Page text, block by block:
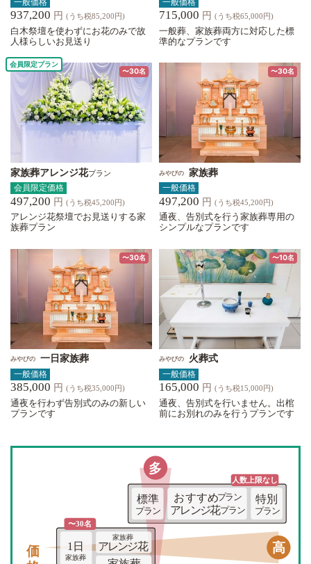
937,200 円 (うち税85,200円)
白木祭壇を使わずにお花のみで故
人様らしいお見送り
715,000 円 (うち税65,000円)
一般葬、家族葬両方に対応した標
準的なプランです
会員限定プラン
〜30名
家族葬アレンジ花プラン
会員限定価格
497,200 円 (うち税45,200円)
アレンジ花祭壇でお見送りする家
族葬プラン
〜30名
みやびの 家族葬
一般価格
497,200 円 (うち税45,200円)
通夜、告別式を行う家族葬専用の
シンプルなプランです
〜30名
みやびの 一日家族葬
一般価格
385,000 円 (うち税35,000円)
通夜を行わず告別式のみの新しい
プランです
〜10名
みやびの 火葬式
一般価格
165,000 円 (うち税15,000円)
通夜、告別式を行いません。出棺
前にお別れのみを行うプランです
価格
特別
プラン
高
人数上限なし
1日
家族葬
多
〜30名
家族葬
アレンジ花
標準
プラン
おすすめプラン
アレンジ花プラン